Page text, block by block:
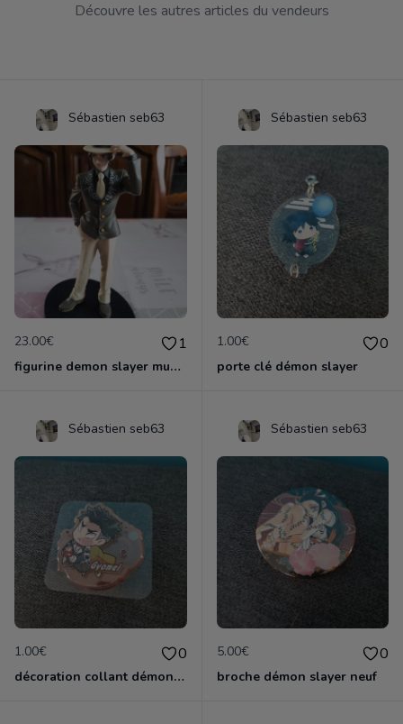
Découvre les autres articles du vendeurs
Sébastien seb63
23.00€ 1
figurine demon slayer muzan
Sébastien seb63
1.00€ 0
porte clé démon slayer
Sébastien seb63
1.00€ 0
décoration collant démon slayer neuf
Sébastien seb63
5.00€ 0
broche démon slayer neuf